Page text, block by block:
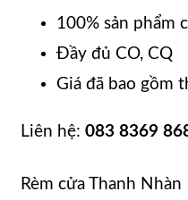
100% sản phẩm
Đầy đủ CO, CQ
Giá đã bao gồm
Liên hệ: 083 8369
Rèm cửa Thanh Nhàn